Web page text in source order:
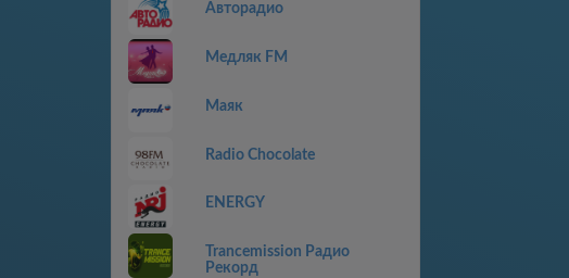
Авторадио
Медляк FM
Маяк
Radio Chocolate
ENERGY
Trancemission Радио
Рекорд